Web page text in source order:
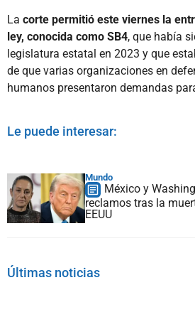
La corte permitió este viernes la
ley, conocida como SB4, que había
legislatura estatal en 2023 y que
de que varias organizaciones en
humanos presentaron demandas
Le puede interesar:
Mundo
México y
reclamos tras la
EEUU
Últimas noticias